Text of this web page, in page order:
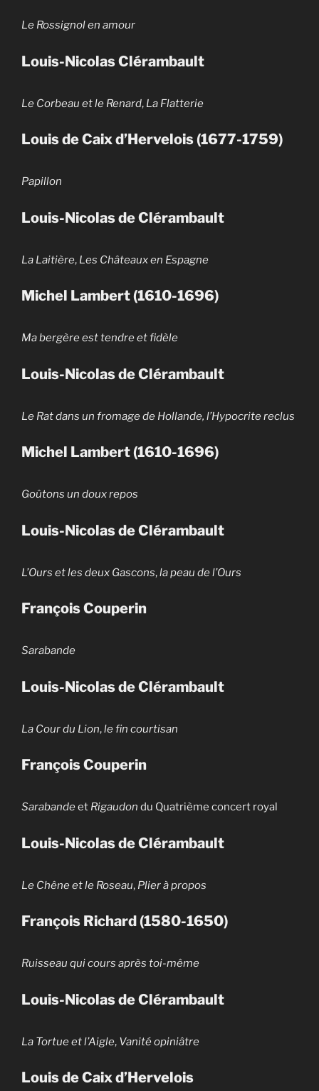
Le Rossignol en amour
Louis-Nicolas Clérambault
Le Corbeau et le Renard, La Flatterie
Louis de Caix d’Hervelois (1677-1759)
Papillon
Louis-Nicolas de Clérambault
La Laitière, Les Châteaux en Espagne
Michel Lambert (1610-1696)
Ma bergère est tendre et fidèle
Louis-Nicolas de Clérambault
Le Rat dans un fromage de Hollande, l’Hypocrite reclus
Michel Lambert (1610-1696)
Goûtons un doux repos
Louis-Nicolas de Clérambault
L’Ours et les deux Gascons,la peau de l’Ours
François Couperin
Sarabande
Louis-Nicolas de Clérambault
La Cour du Lion,le fin courtisan
François Couperin
Sarabandeet Rigaudon du Quatrième concert royal
Louis-Nicolas de Clérambault
Le Chêne et le Roseau, Plier à propos
François Richard (1580-1650)
Ruisseau qui cours après toi-même
Louis-Nicolas de Clérambault
La Tortue et l’Aigle, Vanité opiniâtre
Louis de Caix d’Hervelois